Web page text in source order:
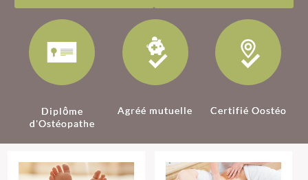
Diplôme
d'Ostéopathe
Agréé mutuelle Certifié Oostéo